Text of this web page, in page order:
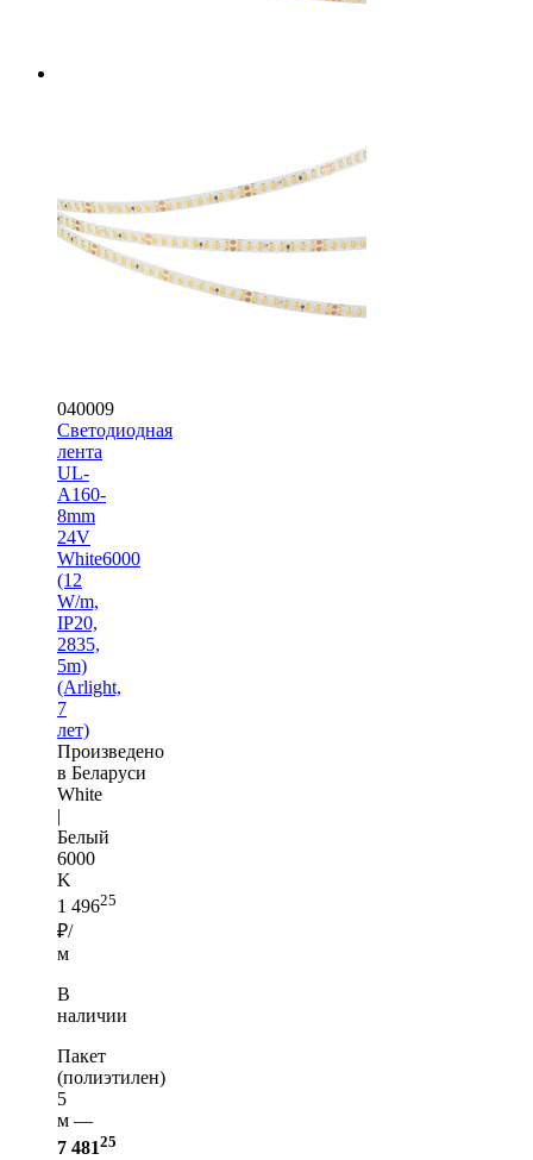
040009
Светодиодная
лента
UL-
A160-
8mm
24V
White6000
(12
W/m,
IP20,
2835,
5m)
(Arlight,
7
лет)
Произведено
в Беларуси
White
|
Белый
6000
K
1 49625
₽/
м
В
наличии
Пакет
(полиэтилен)
5
м —
7 48125